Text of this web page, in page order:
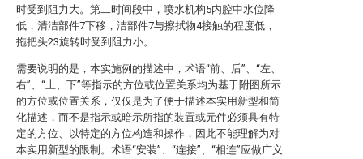
时受到阻力大。第二时间段中，喷水机构5内腔中水位降
低，清洁部件7下移，洁部件7与擦拭物4接触的程度低，
拖把头23旋转时受到阻力小。
需要说明的是，本实施例的描述中，术语“前、后”、“左、
右”、“上、下”等指示的方位或位置关系均为基于附图所示
的方位或位置关系，仅仅是为了便于描述本实用新型和简
化描述，而不是指示或暗示所指的装置或元件必须具有特
定的方位、以特定的方位构造和操作，因此不能理解为对
本实用新型的限制。术语“安装”、“连接”、“相连”应做广义